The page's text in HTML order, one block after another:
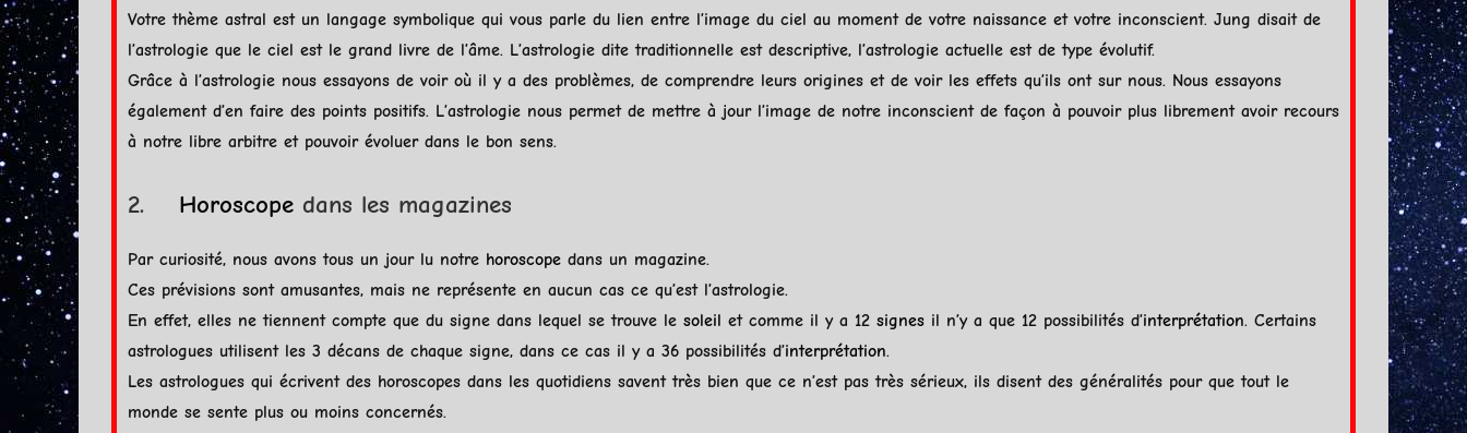
Votre thème astral est un langage symbolique qui vous parle du lien entre l’image du ciel au moment de votre naissance et votre inconscient. Jung disait de
l’astrologie que le ciel est le grand livre de l’âme. L’astrologie dite traditionnelle est descriptive, l’astrologie actuelle est de type évolutif.
Grâce à l’astrologie nous essayons de voir où il y a des problèmes, de comprendre leurs origines et de voir les effets qu’ils ont sur nous. Nous essayons
également d’en faire des points positifs. L’astrologie nous permet de mettre à jour l’image de notre inconscient de façon à pouvoir plus librement avoir recours
à notre libre arbitre et pouvoir évoluer dans le bon sens.
2. Horoscope dans les magazines
Par curiosité, nous avons tous un jour lu notre horoscope dans un magazine.
Ces prévisions sont amusantes, mais ne représente en aucun cas ce qu’est l’astrologie.
En effet, elles ne tiennent compte que du signe dans lequel se trouve le soleil et comme il y a 12 signes il n’y a que 12 possibilités d’interprétation. Certains
astrologues utilisent les 3 décans de chaque signe, dans ce cas il y a 36 possibilités d’interprétation.
Les astrologues qui écrivent des horoscopes dans les quotidiens savent très bien que ce n’est pas très sérieux, ils disent des généralités pour que tout le
monde se sente plus ou moins concernés.